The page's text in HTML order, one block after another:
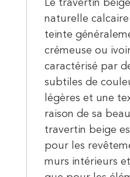
Le travertin
naturelle
teinte
crémeuse ou
caractérisé par
subtiles de
légères et une
raison de sa
travertin beige
pour les
murs intérieurs